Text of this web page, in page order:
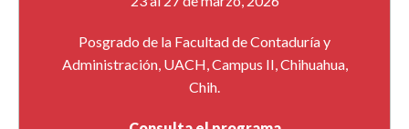
Posgrado de la Facultad de Contaduría y
Administración, UACH, Campus II, Chihuahua,
Chih.